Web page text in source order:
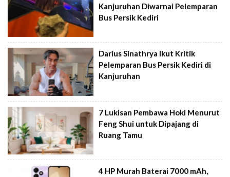
Kanjuruhan Diwarnai Pelemparan
Bus Persik Kediri
Darius Sinathrya Ikut Kritik
Pelemparan Bus Persik Kediri di
Kanjuruhan
7 Lukisan Pembawa Hoki Menurut
Feng Shui untuk Dipajang di
Ruang Tamu
4 HP Murah Baterai 7000 mAh,